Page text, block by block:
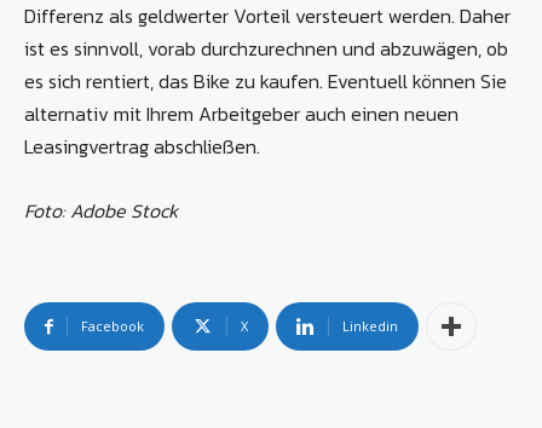
Differenz als geldwerter Vorteil versteuert werden. Daher
ist es sinnvoll, vorab durchzurechnen und abzuwägen, ob
es sich rentiert, das Bike zu kaufen. Eventuell können Sie
alternativ mit Ihrem Arbeitgeber auch einen neuen
Leasingvertrag abschließen.
Foto: Adobe Stock
Facebook X Linkedin